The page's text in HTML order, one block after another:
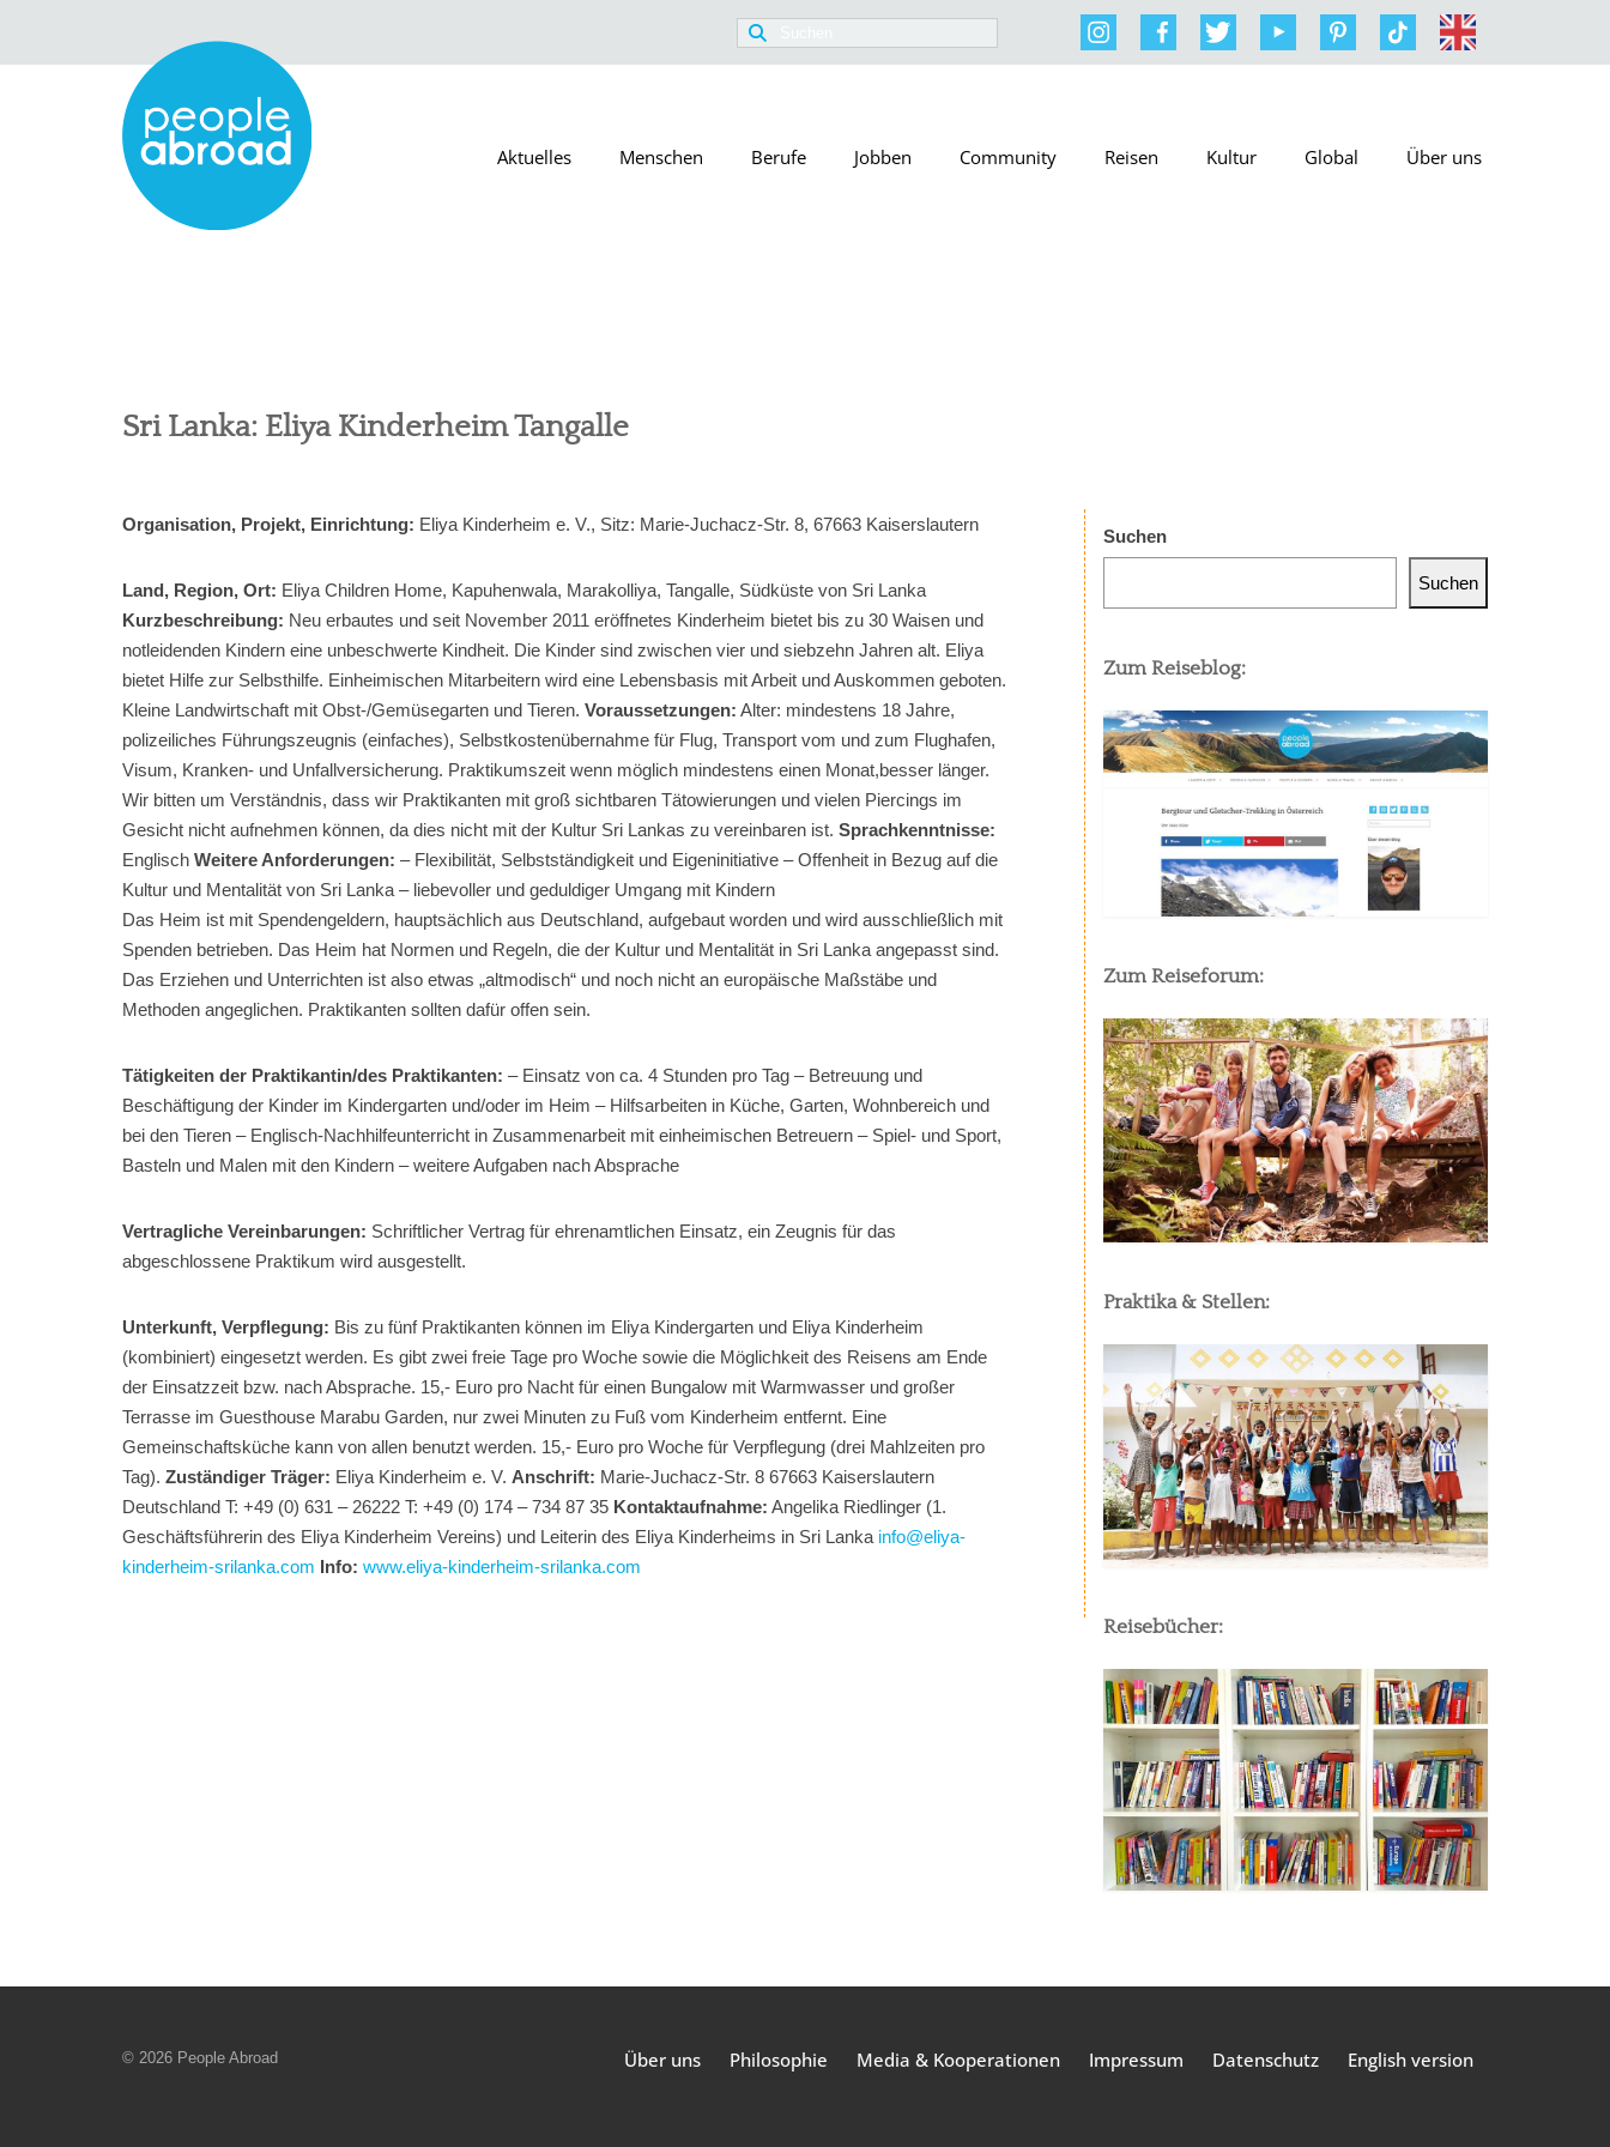
Suchen
nach:
Aktuelles Menschen Berufe Jobben Community Reisen Kultur Global Über uns
Sri Lanka: Eliya Kinderheim Tangalle
Organisation, Projekt, Einrichtung: Eliya Kinderheim e. V., Sitz: Marie-Juchacz-Str. 8, 67663 Kaiserslautern
Land, Region, Ort: Eliya Children Home, Kapuhenwala, Marakolliya, Tangalle, Südküste von Sri Lanka
Kurzbeschreibung: Neu erbautes und seit November 2011 eröffnetes Kinderheim bietet bis zu 30 Waisen und
notleidenden Kindern eine unbeschwerte Kindheit. Die Kinder sind zwischen vier und siebzehn Jahren alt. Eliya
bietet Hilfe zur Selbsthilfe. Einheimischen Mitarbeitern wird eine Lebensbasis mit Arbeit und Auskommen geboten.
Kleine Landwirtschaft mit Obst-/Gemüsegarten und Tieren. Voraussetzungen: Alter: mindestens 18 Jahre,
polizeiliches Führungszeugnis (einfaches), Selbstkostenübernahme für Flug, Transport vom und zum Flughafen,
Visum, Kranken- und Unfallversicherung. Praktikumszeit wenn möglich mindestens einen Monat,besser länger.
Wir bitten um Verständnis, dass wir Praktikanten mit groß sichtbaren Tätowierungen und vielen Piercings im
Gesicht nicht aufnehmen können, da dies nicht mit der Kultur Sri Lankas zu vereinbaren ist. Sprachkenntnisse:
Englisch Weitere Anforderungen: – Flexibilität, Selbstständigkeit und Eigeninitiative – Offenheit in Bezug auf die
Kultur und Mentalität von Sri Lanka – liebevoller und geduldiger Umgang mit Kindern
Das Heim ist mit Spendengeldern, hauptsächlich aus Deutschland, aufgebaut worden und wird ausschließlich mit
Spenden betrieben. Das Heim hat Normen und Regeln, die der Kultur und Mentalität in Sri Lanka angepasst sind.
Das Erziehen und Unterrichten ist also etwas „altmodisch“ und noch nicht an europäische Maßstäbe und
Methoden angeglichen. Praktikanten sollten dafür offen sein.
Tätigkeiten der Praktikantin/des Praktikanten: – Einsatz von ca. 4 Stunden pro Tag – Betreuung und
Beschäftigung der Kinder im Kindergarten und/oder im Heim – Hilfsarbeiten in Küche, Garten, Wohnbereich und
bei den Tieren – Englisch-Nachhilfeunterricht in Zusammenarbeit mit einheimischen Betreuern – Spiel- und Sport,
Basteln und Malen mit den Kindern – weitere Aufgaben nach Absprache
Vertragliche Vereinbarungen: Schriftlicher Vertrag für ehrenamtlichen Einsatz, ein Zeugnis für das
abgeschlossene Praktikum wird ausgestellt.
Unterkunft, Verpflegung: Bis zu fünf Praktikanten können im Eliya Kindergarten und Eliya Kinderheim
(kombiniert) eingesetzt werden. Es gibt zwei freie Tage pro Woche sowie die Möglichkeit des Reisens am Ende
der Einsatzzeit bzw. nach Absprache. 15,- Euro pro Nacht für einen Bungalow mit Warmwasser und großer
Terrasse im Guesthouse Marabu Garden, nur zwei Minuten zu Fuß vom Kinderheim entfernt. Eine
Gemeinschaftsküche kann von allen benutzt werden. 15,- Euro pro Woche für Verpflegung (drei Mahlzeiten pro
Tag). Zuständiger Träger: Eliya Kinderheim e. V. Anschrift: Marie-Juchacz-Str. 8 67663 Kaiserslautern
Deutschland T: +49 (0) 631 – 26222 T: +49 (0) 174 – 734 87 35 Kontaktaufnahme: Angelika Riedlinger (1.
Geschäftsführerin des Eliya Kinderheim Vereins) und Leiterin des Eliya Kinderheims in Sri Lanka info@eliya-
kinderheim-srilanka.com Info: www.eliya-kinderheim-srilanka.com
Suchen
Suchen
Zum Reiseblog:
Zum Reiseforum:
Praktika & Stellen:
Reisebücher:
Über uns Philosophie Media & Kooperationen Impressum Datenschutz English version
© 2026 People Abroad